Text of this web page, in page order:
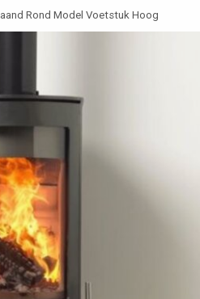
Rond Model Voetstuk Hoog